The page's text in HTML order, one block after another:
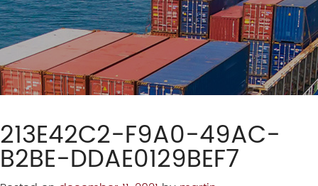
213E42C2-F9A0-49AC-
B2BE-DDAE0129BEF7